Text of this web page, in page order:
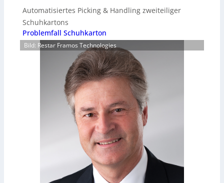
Automatisiertes Picking & Handling zweiteiliger
Schuhkartons
Problemfall Schuhkarton
Bild: Restar Framos Technologies